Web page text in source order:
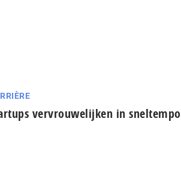
vervrouwelijken in sneltempo